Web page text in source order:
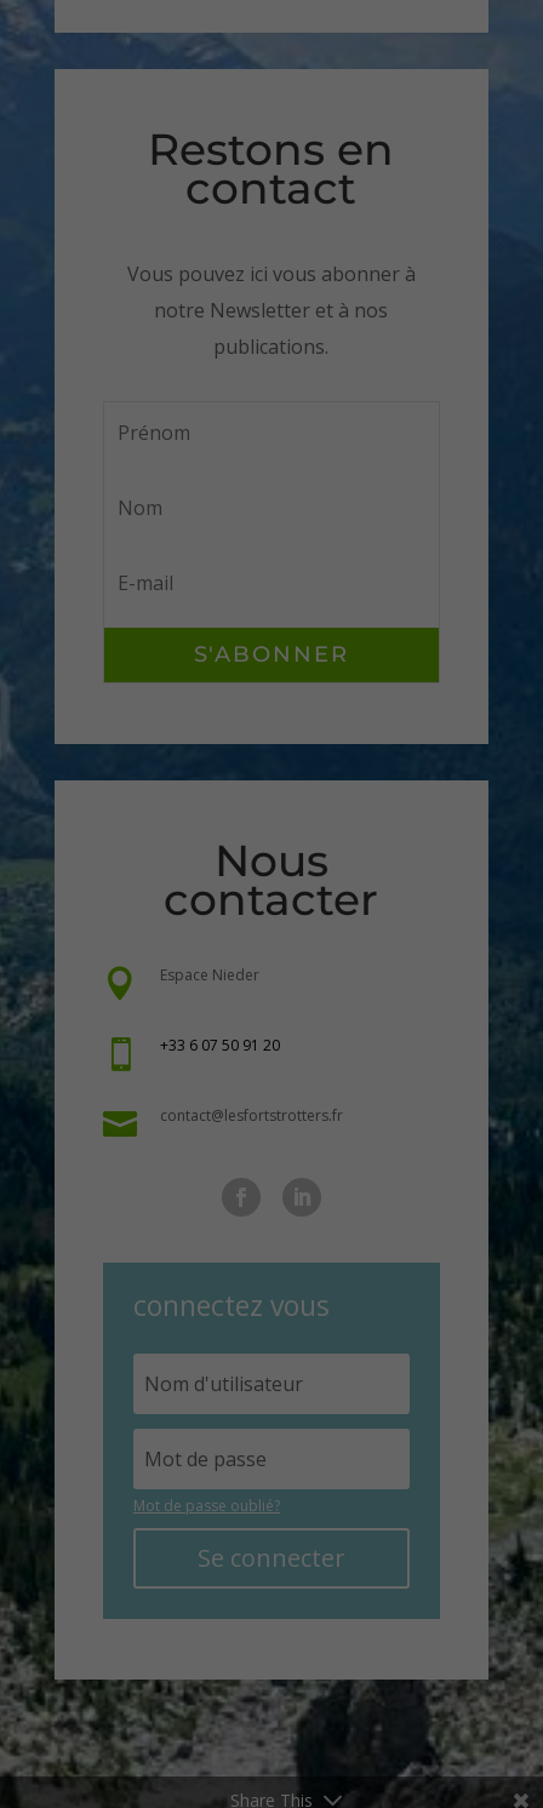
Restons en
contact
Vous pouvez ici vous abonner à
notre Newsletter et à nos
publications.
S'ABONNER
Nous
contacter
 Espace Nieder
 +33 6 07 50 91 20
 contact@lesfortstrotters.fr
connectez vous
Mot de passe oublié?
Se connecter
Share This